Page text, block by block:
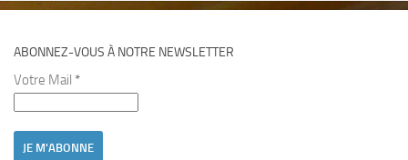
ABONNEZ-VOUS À NOTRE NEWSLETTER
Votre Mail *